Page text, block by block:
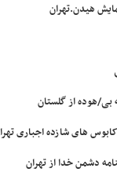
هیدن.تهران
بی/هوده از گلستان
های شازده اجباری
دشمن خدا از تهران